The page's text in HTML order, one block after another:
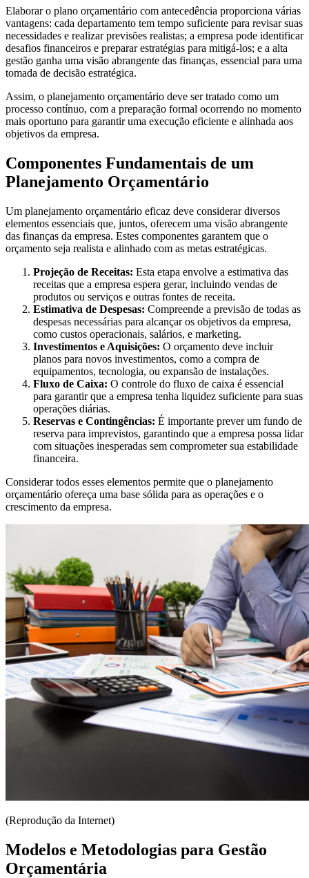
Elaborar o plano orçamentário com antecedência proporciona várias
vantagens: cada departamento tem tempo suficiente para revisar suas
necessidades e realizar previsões realistas; a empresa pode identificar
desafios financeiros e preparar estratégias para mitigá-los; e a alta
gestão ganha uma visão abrangente das finanças, essencial para uma
tomada de decisão estratégica.
Assim, o planejamento orçamentário deve ser tratado como um
processo contínuo, com a preparação formal ocorrendo no momento
mais oportuno para garantir uma execução eficiente e alinhada aos
objetivos da empresa.
Componentes Fundamentais de um
Planejamento Orçamentário
Um planejamento orçamentário eficaz deve considerar diversos
elementos essenciais que, juntos, oferecem uma visão abrangente
das finanças da empresa. Estes componentes garantem que o
orçamento seja realista e alinhado com as metas estratégicas.
Projeção de Receitas: Esta etapa envolve a estimativa das
receitas que a empresa espera gerar, incluindo vendas de
produtos ou serviços e outras fontes de receita.
Estimativa de Despesas: Compreende a previsão de todas as
despesas necessárias para alcançar os objetivos da empresa,
como custos operacionais, salários, e marketing.
Investimentos e Aquisições: O orçamento deve incluir
planos para novos investimentos, como a compra de
equipamentos, tecnologia, ou expansão de instalações.
Fluxo de Caixa: O controle do fluxo de caixa é essencial
para garantir que a empresa tenha liquidez suficiente para suas
operações diárias.
Reservas e Contingências: É importante prever um fundo de
reserva para imprevistos, garantindo que a empresa possa lidar
com situações inesperadas sem comprometer sua estabilidade
financeira.
Considerar todos esses elementos permite que o planejamento
orçamentário ofereça uma base sólida para as operações e o
crescimento da empresa.
(Reprodução da Internet)
Modelos e Metodologias para Gestão
Orçamentária